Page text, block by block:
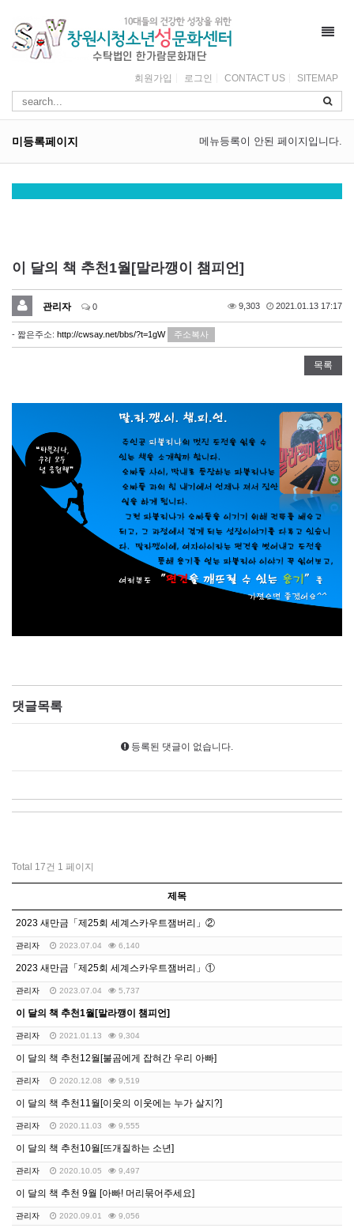
회원가입 로그인 CONTACT US SITEMAP
미등록페이지 메뉴등록이 안된 페이지입니다.
이 달의 책 추천1월[말라깽이 챔피언]
관리자 0 9,303 2021.01.13 17:17
- 짧은주소: http://cwsay.net/bbs/?t=1gW 주소복사
목록
댓글목록
등록된 댓글이 없습니다.
Total 17건 1 페이지
제목
2023 새만금「제25회 세계스카우트잼버리」②
관리자 2023.07.04 6,140
2023 새만금「제25회 세계스카우트잼버리」①
관리자 2023.07.04 5,737
이 달의 책 추천1월[말라깽이 챔피언]
관리자 2021.01.13 9,304
이 달의 책 추천12월[불곰에게 잡혀간 우리 아빠]
관리자 2020.12.08 9,519
이 달의 책 추천11월[이웃의 이웃에는 누가 살지?]
관리자 2020.11.03 9,555
이 달의 책 추천10월[뜨개질하는 소년]
관리자 2020.10.05 9,497
이 달의 책 추천 9월 [아빠! 머리묶어주세요]
관리자 2020.09.01 9,056